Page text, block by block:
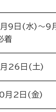
9日(水)～9
着
26日(土)
月2日(金)